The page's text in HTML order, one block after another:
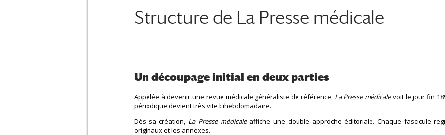
Structure de La Presse médicale
Un découpage initial en deux parties
Appelée à devenir une revue médicale généraliste de référence, La Presse médicalevoit le jour fin
périodique devient très vite bihebdomadaire.
Dès sa création, La Presse médicaleaffiche une double approche éditoriale. Chaque fascicule
originaux et les annexes.